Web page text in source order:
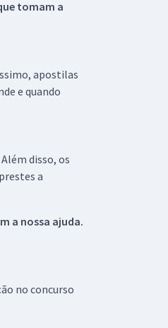
tomam a
apostilas
e quando
disso, os
a
a nossa ajuda.
no concurso